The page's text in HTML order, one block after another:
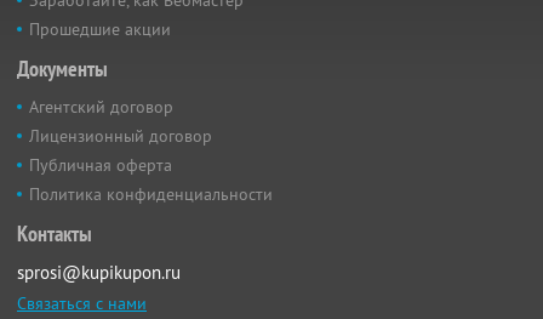
Прошедшие акции
Документы
Агентский договор
Лицензионный договор
Публичная оферта
Политика конфиденциальности
Контакты
sprosi@kupikupon.ru
Связаться с нами